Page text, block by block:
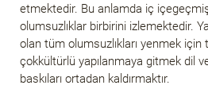
etmektedir. Bu anlamda iç
olumsuzlıklar birbirini izlemektedir.
olan tüm olumsuzlıkları yenmek için
çokkültürlü yapılanmaya gitmek dil
baskıları ortadan kaldırmaktır.